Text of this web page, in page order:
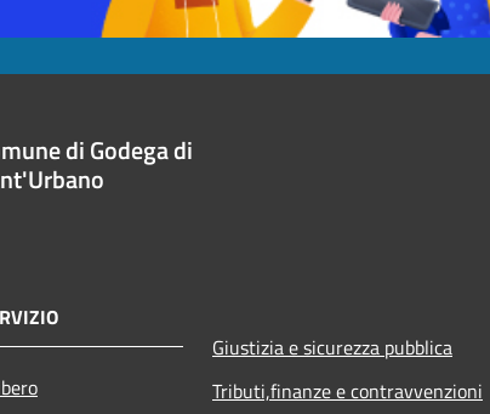
di Godega di
Giustizia e sicurezza pubblica
Tributi,finanze e contravvenzioni